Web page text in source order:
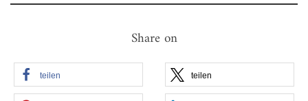
Share on
teilen teilen